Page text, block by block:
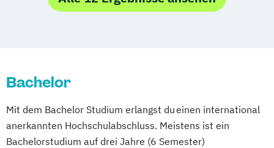
Gesundheitsmanagement - Gesundheits-
Bachelor
Mit dem Bachelor Studium erlangst du einen international
anerkannten Hochschulabschluss. Meistens ist ein
Bachelorstudium auf drei Jahre (6 Semester)